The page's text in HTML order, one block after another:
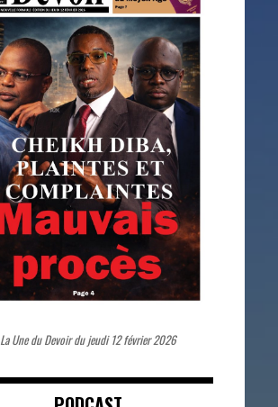
La Une du Devoir du jeudi 12 février 2026